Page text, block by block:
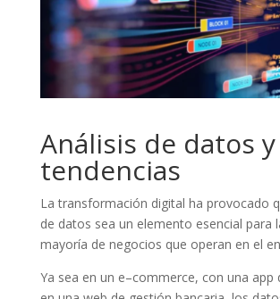
Análisis de datos y
tendencias
Latransformación digital ha provocado
de datos sea un elemento esencial para
mayoría de negocios que operan en el
Ya sea en un e–commerce, con una app